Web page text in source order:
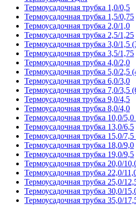
Термоусадочная трубка 1,0/0,5
Термоусадочная трубка 1,5/0,75
Термоусадочная трубка 2,0/1,0
Термоусадочная трубка 2,5/1,25
Термоусадочная трубка 3,0/1,5
Термоусадочная трубка 3,5/1,75
Термоусадочная трубка 4,0/2,0
Термоусадочная трубка 5,0/2,5
Термоусадочная трубка 6,0/3,0
Термоусадочная трубка 7,0/3,5
Термоусадочная трубка 9,0/4,5
Термоусадочная трубка 8,0/4,0
Термоусадочная трубка 10,0/
Термоусадочная трубка 13,0/6,5
Термоусадочная трубка 15,0/
Термоусадочная трубка 18,0/9,0
Термоусадочная трубка 19,0/9,5
Термоусадочная трубка 20,0/
Термоусадочная трубка 22,0/
Термоусадочная трубка 25,0/
Термоусадочная трубка 30,0/
Термоусадочная трубка 35,0/